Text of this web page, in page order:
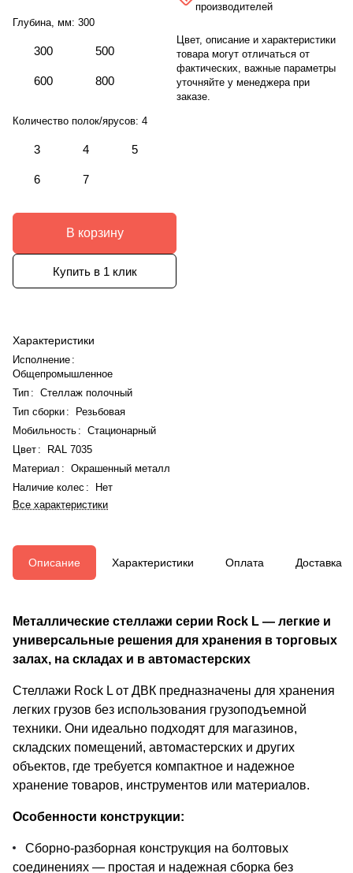
Глубина, мм: 300
300 500
600 800
Количество полок/ярусов: 4
3 4 5
6 7
В корзину
Купить в 1 клик
Характеристики
Исполнение :
Общепромышленное
Тип : Стеллаж полочный
Тип сборки:
Резьбовая
Мобильность : Стационарный
Цвет :
RAL 7035
Материал : Окрашенный металл
Наличие колес :
Нет
Все характеристики
производителей
Цвет, описание и характеристики
товара могут отличаться от
фактических, важные параметры
уточняйте у менеджера при
заказе.
Описание Характеристики Оплата Доставка
Металлические стеллажи серии Rock L — легкие и
универсальные решения для хранения в торговых
залах, на складах и в автомастерских
Стеллажи Rock L от ДВК предназначены для хранения
легких грузов без использования грузоподъемной
техники. Они идеально подходят для магазинов,
складских помещений, автомастерских и других
объектов, где требуется компактное и надежное
хранение товаров, инструментов или материалов.
Особенности конструкции:
Сборно-разборная конструкция на болтовых
соединениях — простая и надежная сборка без